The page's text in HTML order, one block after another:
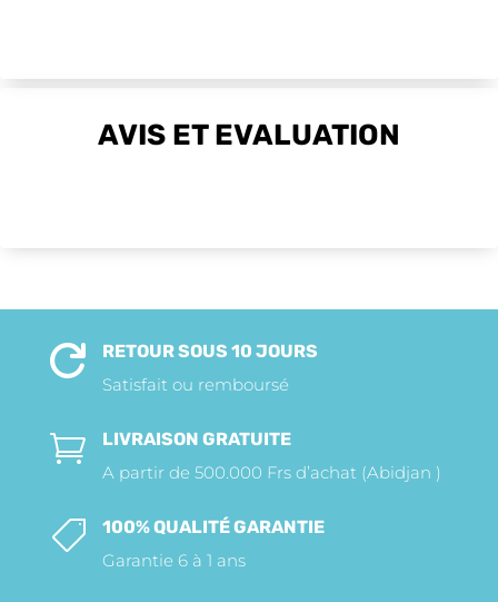
AVIS ET EVALUATION

RETOUR SOUS 10 JOURS
Satisfait ou remboursé

LIVRAISON GRATUITE
A partir de 500.000 Frs d’achat (Abidjan )

100% QUALITÉ GARANTIE
Garantie 6 à 1 ans